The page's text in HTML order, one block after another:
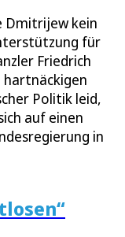
Dmitrijew kein
für
Friedrich
hartnäckigen
Politik leid,
auf einen
in